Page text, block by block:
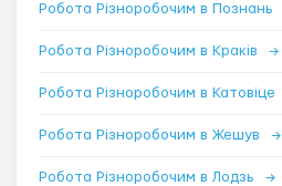
Робота Різноробочим в Познань
Робота Різноробочим в Краків →
Робота Різноробочим в Катовіце
Робота Різноробочим в Жешув →
Робота Різноробочим в Лодзь →